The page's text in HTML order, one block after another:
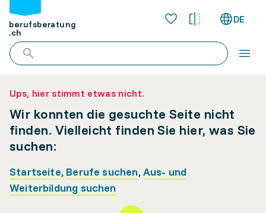
berufsberatung
.ch
DE
Ups, hier stimmt etwas nicht.
Wir konnten die gesuchte Seite nicht
finden. Vielleicht finden Sie hier, was Sie
suchen:
Startseite, Berufe suchen,Aus- und
Weiterbildung suchen